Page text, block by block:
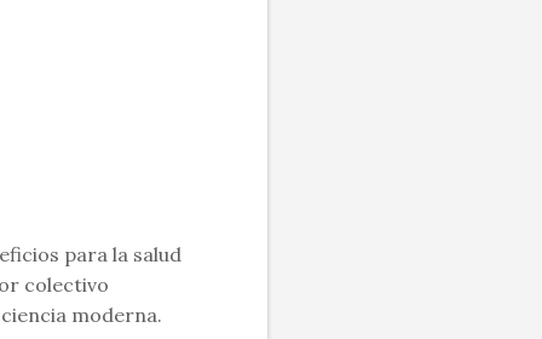
para la salud
colectivo
moderna.